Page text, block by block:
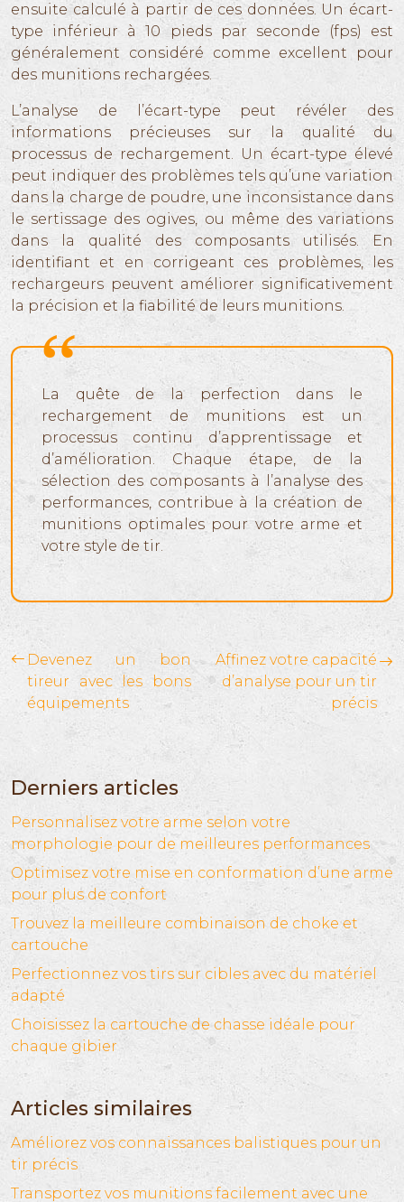
ensuite calculé à partir de ces données. Un écart-
type inférieur à 10 pieds par seconde (fps) est
généralement considéré comme excellent pour
des munitions rechargées.
L’analyse de l’écart-type peut révéler des
informations précieuses sur la qualité du
processus de rechargement. Un écart-type élevé
peut indiquer des problèmes tels qu’une variation
dans la charge de poudre, une inconsistance dans
le sertissage des ogives, ou même des variations
dans la qualité des composants utilisés. En
identifiant et en corrigeant ces problèmes, les
rechargeurs peuvent améliorer significativement
la précision et la fiabilité de leurs munitions.
La quête de la perfection dans le
rechargement de munitions est un
processus continu d’apprentissage et
d’amélioration. Chaque étape, de la
sélection des composants à l’analyse des
performances, contribue à la création de
munitions optimales pour votre arme et
votre style de tir.
Devenez un bon
tireur avec les bons
équipements
Affinez votre capacité
d’analyse pour un tir
précis
Derniers articles
Personnalisez votre arme selon votre
morphologie pour de meilleures performances
Optimisez votre mise en conformation d’une arme
pour plus de confort
Trouvez la meilleure combinaison de choke et
cartouche
Perfectionnez vos tirs sur cibles avec du matériel
adapté
Choisissez la cartouche de chasse idéale pour
chaque gibier
Articles similaires
Améliorez vos connaissances balistiques pour un
tir précis
Transportez vos munitions facilement avec une